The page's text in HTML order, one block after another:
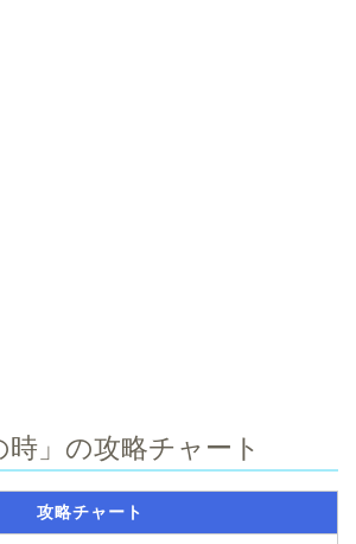
時」の攻略チャート
攻略チャート